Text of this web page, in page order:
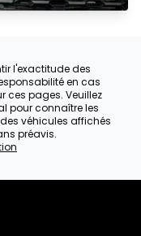
l'exactitude des
en cas
ces pages. Veuillez
pour connaître les
véhicules affichés
préavis.